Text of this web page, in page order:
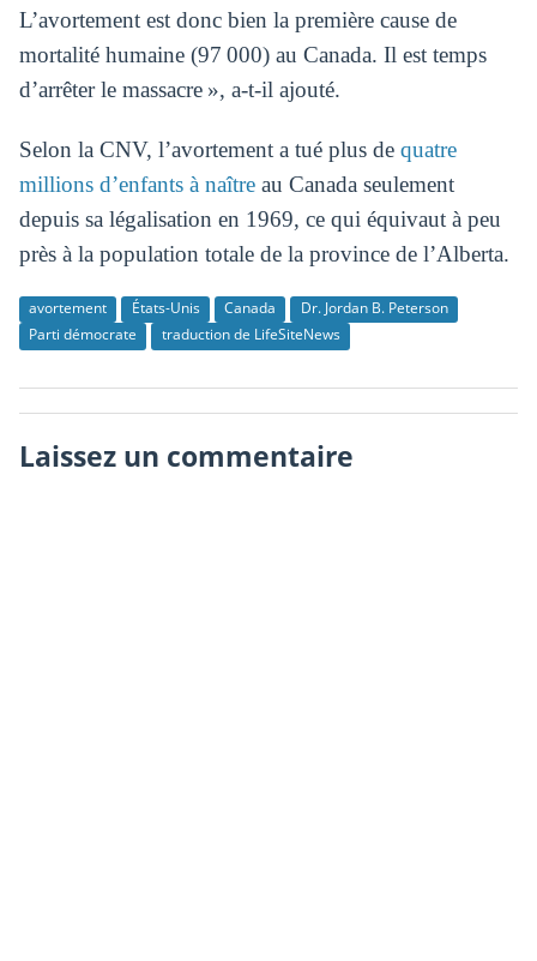
L’avortement est donc bien la première cause de
mortalité humaine (97 000) au Canada. Il est temps
d’arrêter le massacre », a-t-il ajouté.
Selon la CNV, l’avortement a tué plus de quatre
millions d’enfants à naîtreau Canada seulement
depuis sa légalisation en 1969, ce qui équivaut à peu
près à la population totale de la province de l’Alberta.
avortement États-Unis Canada
Dr. Jordan B. Peterson
Parti démocrate
traduction de LifeSiteNews
Laissez un commentaire